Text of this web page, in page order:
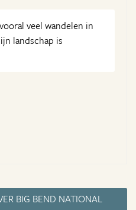
veel wandelen in
landschap is
BIG BEND NATIONAL